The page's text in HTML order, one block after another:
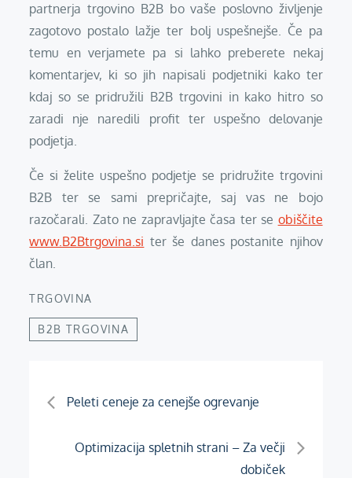
partnerja trgovino B2B bo vaše poslovno življenje
zagotovo postalo lažje ter bolj uspešnejše. Če pa
temu en verjamete pa si lahko preberete nekaj
komentarjev, ki so jih napisali podjetniki kako ter
kdaj so se pridružili B2B trgovini in kako hitro so
zaradi nje naredili profit ter uspešno delovanje
podjetja.
Če si želite uspešno podjetje se pridružite trgovini
B2B ter se sami prepričajte, saj vas ne bojo
razočarali. Zato ne zapravljajte časa ter se obiščite
www.B2Btrgovina.si ter še danes postanite njihov
član.
TRGOVINA
B2B TRGOVINA
Navigacija
prispevka
Peleti ceneje za cenejše ogrevanje
Optimizacija spletnih strani – Za večji
dobiček